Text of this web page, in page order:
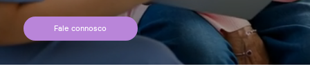
Fale connosco